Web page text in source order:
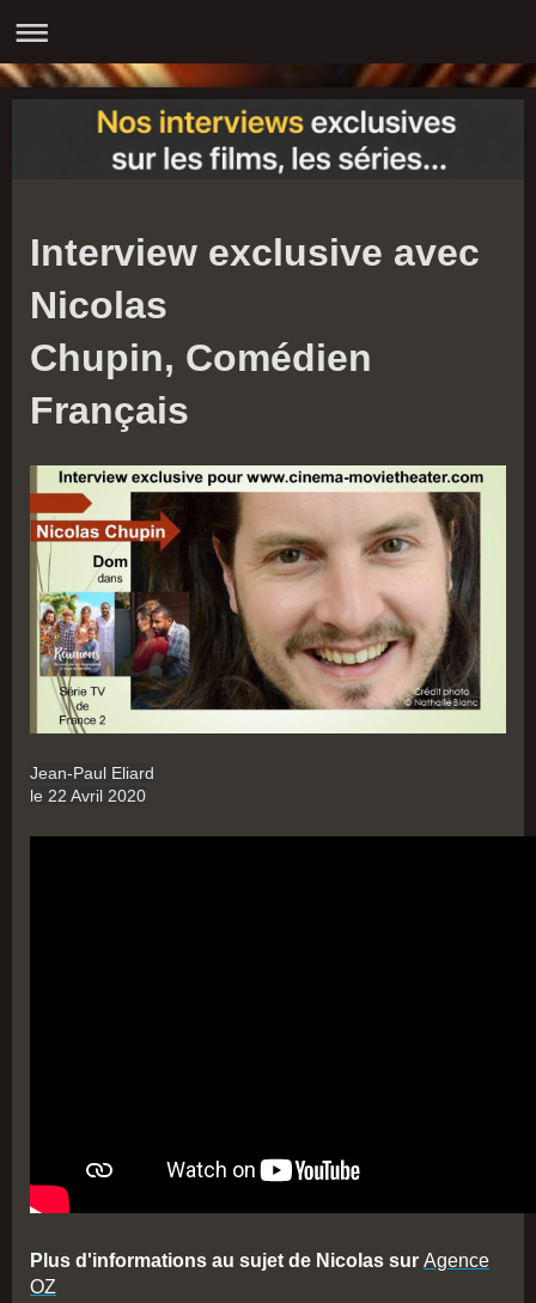
Interview exclusive avec
Nicolas
Chupin, Comédien
Français
Jean-Paul Eliard
le 22 Avril 2020
Plus d'informations au sujet de Nicolas sur Agence
OZ